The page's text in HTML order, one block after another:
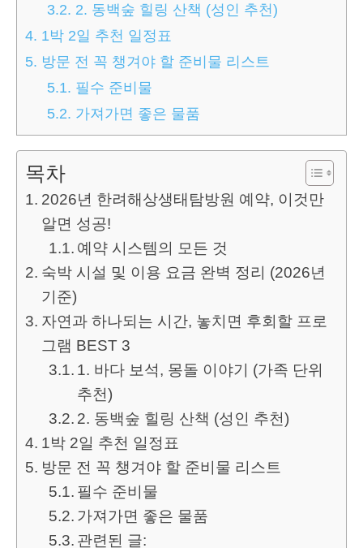
3.2. 2. 동백숲 힐링 산책 (성인 추천)
4. 1박 2일 추천 일정표
5. 방문 전 꼭 챙겨야 할 준비물 리스트
5.1. 필수 준비물
5.2. 가져가면 좋은 물품
목차
2026년 한려해상생태탐방원 예약, 이것만
알면 성공!
예약 시스템의 모든 것
숙박 시설 및 이용 요금 완벽 정리 (2026년
기준)
자연과 하나되는 시간, 놓치면 후회할 프로
그램 BEST 3
1. 바다 보석, 몽돌 이야기 (가족 단위
추천)
2. 동백숲 힐링 산책 (성인 추천)
1박 2일 추천 일정표
방문 전 꼭 챙겨야 할 준비물 리스트
필수 준비물
가져가면 좋은 물품
관련된 글: